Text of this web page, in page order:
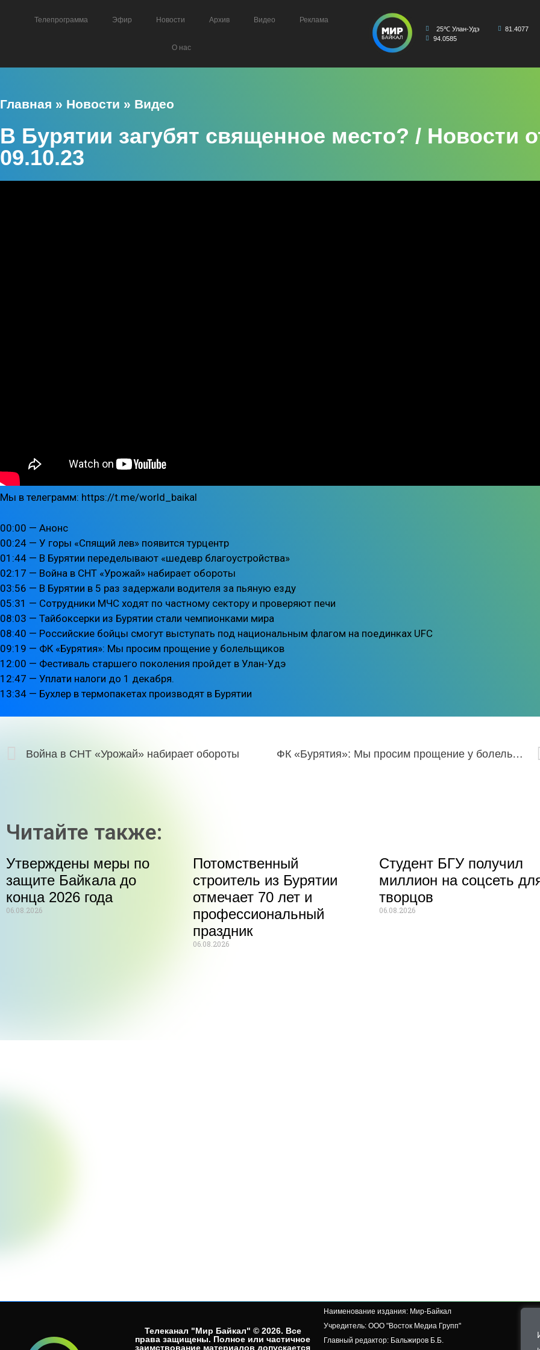
Телепрограмма Эфир Новости Архив Видео Реклама
О нас
25℃ Улан-Удэ
81.4077
94.0585
Главная » Новости » Видео
В Бурятии загубят священное место? / Новости
09.10.23
Мы в телеграмм: https://t.me/world_baikal
00:00 — Анонс
00:24 — У горы «Спящий лев» появится турцентр
01:44 — В Бурятии переделывают «шедевр благоустройства»
02:17 — Война в СНТ «Урожай» набирает обороты
03:56 — В Бурятии в 5 раз задержали водителя за пьяную езду
05:31 — Сотрудники МЧС ходят по частному сектору и проверяют печи
08:03 — Тайбоксерки из Бурятии стали чемпионками мира
08:40 — Российские бойцы смогут выступать под национальным флагом на поединках UFC
09:19 — ФК «Бурятия»: Мы просим прощение у болельщиков
12:00 — Фестиваль старшего поколения пройдет в Улан-Удэ
12:47 — Уплати налоги до 1 декабря.
13:34 — Бухлер в термопакетах производят в Бурятии
Война в СНТ «Урожай» набирает обороты ФК «Бурятия»: Мы просим прощение у болельщиков
Читайте также:
Утверждены меры по
защите Байкала до
конца 2026 года
06.08.2026
Потомственный
строитель из Бурятии
отмечает 70 лет и
профессиональный
праздник
06.08.2026
Студент БГУ получил
миллион на соцсеть
творцов
06.08.2026
Телеканал "Мир Байкал" © 2026. Все
права защищены. Полное или частичное
заимствование материалов допускается
Наименование издания: Мир-Байкал
Учредитель: ООО "Восток Медиа Групп"
Главный редактор: Бальжиров Б.Б.